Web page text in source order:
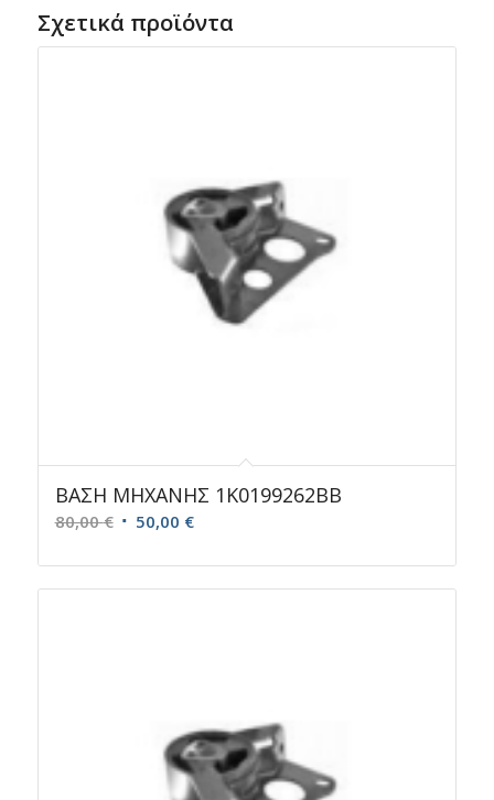
Σχετικά προϊόντα
ΒΑΣΗ ΜΗΧΑΝΗΣ 1K0199262BB
80,00€ Original
was:
50,00 €Η
τιμή